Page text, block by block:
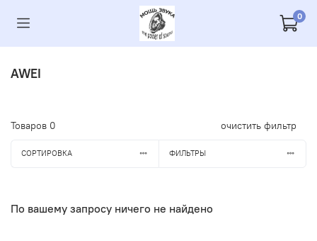
0
AWEI
Товаров 0 очистить фильтр
СОРТИРОВКА ФИЛЬТРЫ
По вашему запросу ничего не найдено